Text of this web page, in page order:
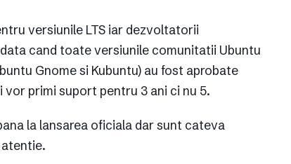
versiunile LTS iar dezvoltatorii
cand toate versiunile comunitatii Ubuntu
Gnome si Kubuntu) au fost aprobate
vor primi suport pentru 3 ani ci nu 5.
la lansarea oficiala dar sunt cateva